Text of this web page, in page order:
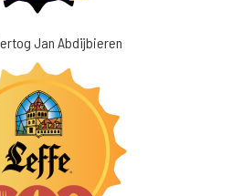
Jan Abdijbieren